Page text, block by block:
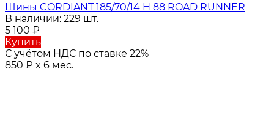
Шины CORDIANT 185/70/14 H 88 ROAD RUNNER
В наличии: 229 шт.
5 100 ₽
Купить
С учётом НДС по ставке 22%
850 ₽ x 6 мес.